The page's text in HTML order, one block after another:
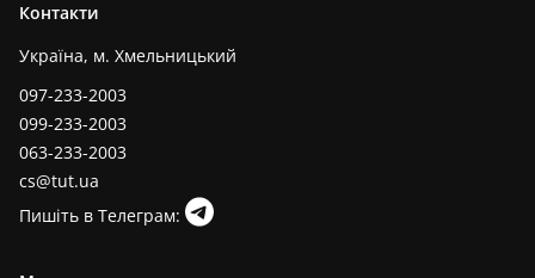
Контакти
Україна, м. Хмельницький
097-233-2003
099-233-2003
063-233-2003
cs@tut.ua
Пишіть в Телеграм: